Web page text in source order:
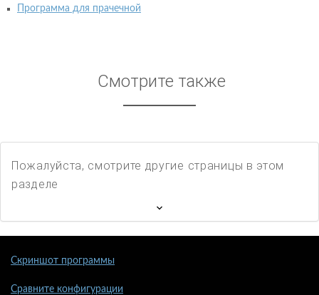
Программа для прачечной
Смотрите также
Пожалуйста, смотрите другие страницы в этом
разделе
Скриншот программы
Сравните конфигурации